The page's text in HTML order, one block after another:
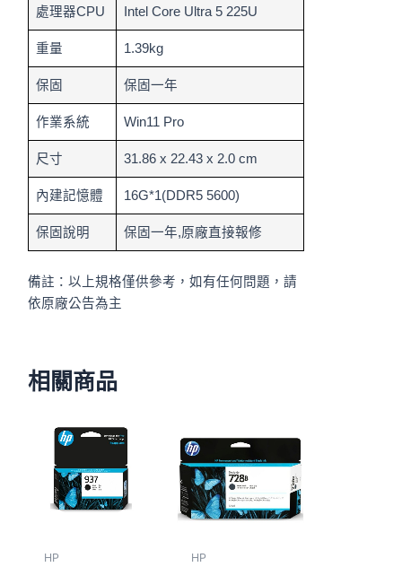
處理器CPU Intel Core Ultra 5 225U
重量 1.39kg
保固 保固一年
作業系統 Win11 Pro
尺寸 31.86 x 22.43 x 2.0 cm
內建記憶體 16G*1(DDR5 5600)
保固說明 保固一年,原廠直接報修
備註：以上規格僅供參考，如有任何問題，請
依原廠公告為主
相關商品
HP HP